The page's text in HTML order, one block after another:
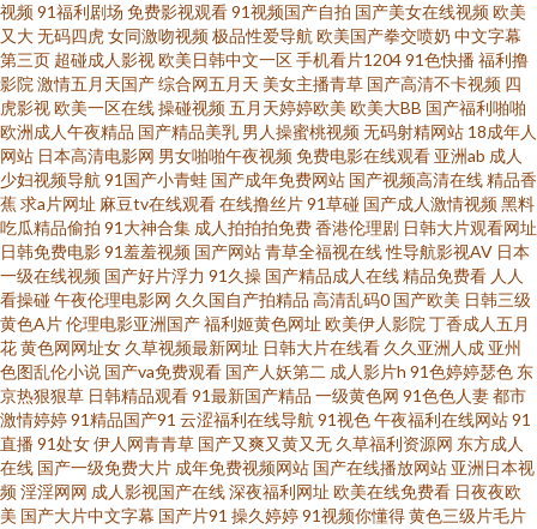
97 A片播放 国产自拍偷偷视频 美国福利网址导航 日本在www电影 51社区精
品视频 AV白丝 国产视频一二三四 另类女同欧美 人人射人人 亚洲人成看片网
址 AV第二页 东京热色色视频 九一成人看片 日本精品中文字幕 性爱超碰 91碰
在线视频 成人性爱午夜剧场 九九九国产精品 欧日资源 无码专区天天干 自拍
女人bb 97精品在线 成人性交影院 狼人综合TV 日韩中文资源 91大神成人电影
ts人妖另类在线 国产激情AV 久久国产机热 青娱乐91av 午夜AV片 黄色红杏网
站 亚洲色图传媒 avtt五月婷婷 国产第七页 老熟女精品视频1 日本淫网5 97視
頻 精品日韩一 人妻福利老司机 五月天福利网 91精品手机9 大香蕉伊人AV 久
草视频福利资源 日本A视频 亚洲色图另类图片 91呦女呦女 丁香五月狠狠肏
视频91福利剧场 免费影视观看91视频国产自拍 国产美女在线视频欧美
又大无码四虎女同激吻视频极品性爱导航 欧美国产拳交喷奶 中文字幕
第三页 超碰成人影视欧美日韩中文一区手机看片120491色快播福利撸
影院 激情五月天国产综合网五月天 美女主播青草 国产高清不卡视频 四
虎影视欧美一区在线操碰视频五月天婷婷欧美 欧美大BB 国产福利啪啪
欧洲成人午夜精品 国产精品美乳 男人操蜜桃视频无码射精网站 18成年人
网站 日本高清电影网 男女啪啪午夜视频免费电影在线观看 亚洲ab 成人
少妇视频导航 91国产小青蛙 国产成年免费网站 国产视频高清在线精品香
蕉求a片网址 麻豆tv在线观看在线撸丝片91草碰 国产成人激情视频黑料
吃瓜精品偷拍 91大神合集 成人拍拍拍免费香港伦理剧 日韩大片观看网址
日韩免费电影91羞羞视频 国产网站青草全福视在线性导航影视AV 日本
一级在线视频 国产好片浮力 91久操 国产精品成人在线精品免费看 人人
看操碰午夜伦理电影网 久久国自产拍精品 高清乱码0 国产欧美 日韩三级
黄色A片伦理电影亚洲国产福利姬黄色网址 欧美伊人影院 丁香成人五月
花黄色网网址女 久草视频最新网址 日韩大片在线看 久久亚洲人成 亚州
色图乱伦小说 国产va免费观看 国产人妖第二 成人影片h 91色婷婷瑟色 东
京热狠狠草 日韩精品观看91最新国产精品 一级黄色网 91色色人妻都市
激情婷婷91精品国产91 云涩福利在线导航 91视色午夜福利在线网站91
直播91处女伊人网青青草 国产又爽又黄又无 久草福利资源网 东方成人
在线 国产一级免费大片 成年免费视频网站 国产在线播放网站 亚洲日本视
频淫淫网网 成人影视国产在线深夜福利网址 欧美在线免费看 日夜夜欧
美 国产大片中文字幕 国产片91 操久婷婷91视频你懂得黄色三级片毛片